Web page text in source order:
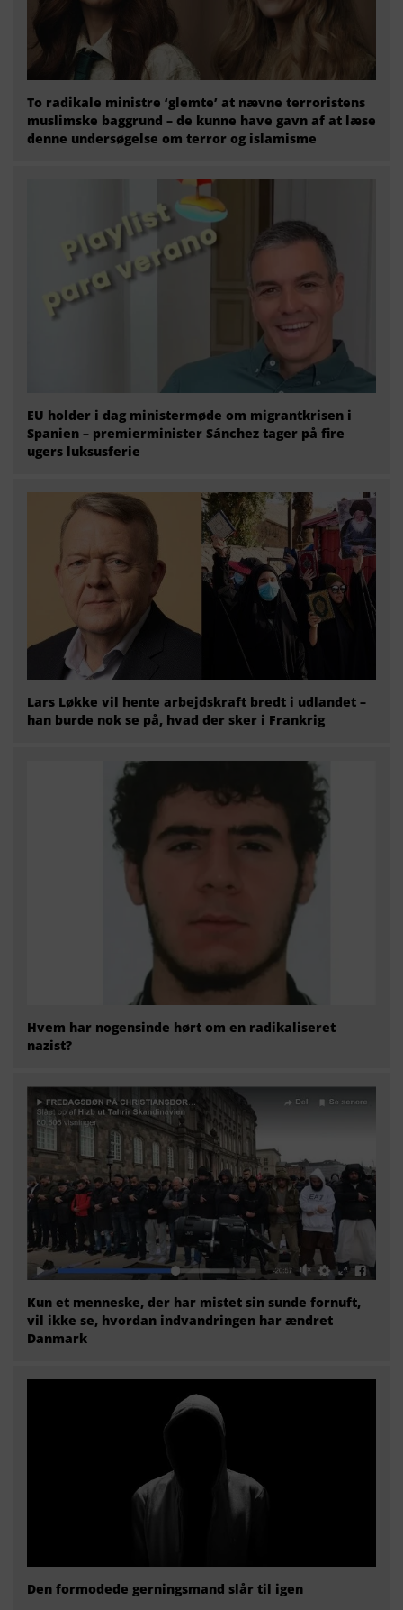
To radikale ministre ‘glemte’ at nævne terroristens
muslimske baggrund – de kunne have gavn af at læse
denne undersøgelse om terror og islamisme
EU holder i dag ministermøde om migrantkrisen i
Spanien – premierminister Sánchez tager på fire
ugers luksusferie
Lars Løkke vil hente arbejdskraft bredt i udlandet –
han burde nok se på, hvad der sker i Frankrig
Hvem har nogensinde hørt om en radikaliseret
nazist?
Kun et menneske, der har mistet sin sunde fornuft,
vil ikke se, hvordan indvandringen har ændret
Danmark
Den formodede gerningsmand slår til igen